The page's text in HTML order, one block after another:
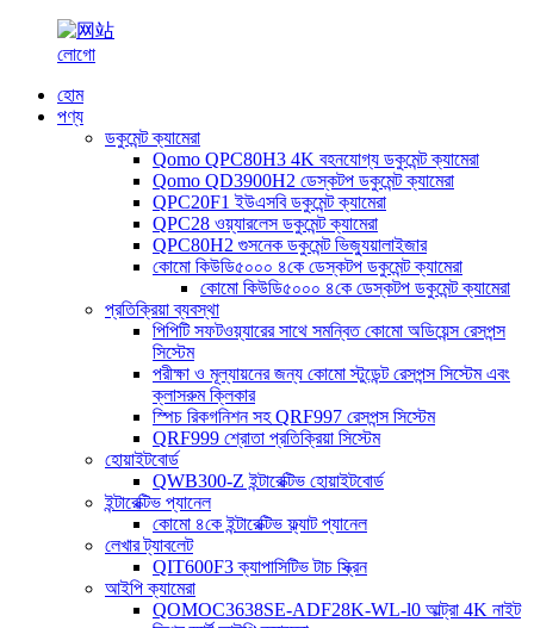
হোম
পণ্য
ডকুমেন্ট ক্যামেরা
Qomo QPC80H3 4K বহনযোগ্য ডকুমেন্ট ক্যামেরা
Qomo QD3900H2 ডেস্কটপ ডকুমেন্ট ক্যামেরা
QPC20F1 ইউএসবি ডকুমেন্ট ক্যামেরা
QPC28 ওয়্যারলেস ডকুমেন্ট ক্যামেরা
QPC80H2 গুসনেক ডকুমেন্ট ভিজ্যুয়ালাইজার
কোমো কিউডি৫০০০ ৪কে ডেস্কটপ ডকুমেন্ট ক্যামেরা
কোমো কিউডি৫০০০ ৪কে ডেস্কটপ ডকুমেন্ট ক্যামেরা
প্রতিক্রিয়া ব্যবস্থা
পিপিটি সফটওয়্যারের সাথে সমন্বিত কোমো অডিয়েন্স রেসপন্স
সিস্টেম
পরীক্ষা ও মূল্যায়নের জন্য কোমো স্টুডেন্ট রেসপন্স সিস্টেম এবং
ক্লাসরুম ক্লিকার
স্পিচ রিকগনিশন সহ QRF997 রেসপন্স সিস্টেম
QRF999 শ্রোতা প্রতিক্রিয়া সিস্টেম
হোয়াইটবোর্ড
QWB300-Z ইন্টারেক্টিভ হোয়াইটবোর্ড
ইন্টারেক্টিভ প্যানেল
কোমো ৪কে ইন্টারেক্টিভ ফ্ল্যাট প্যানেল
লেখার ট্যাবলেট
QIT600F3 ক্যাপাসিটিভ টাচ স্ক্রিন
আইপি ক্যামেরা
QOMOC3638SE-ADF28K-WL-l0 ​​আল্ট্রা 4K নাইট